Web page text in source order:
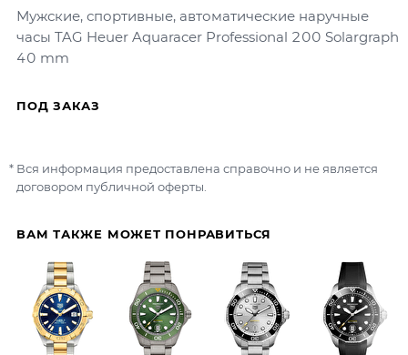
Мужские, спортивные, автоматические наручные
часы TAG Heuer Aquaracer Professional 200 Solargraph
40 mm
ВАМ ТАКЖЕ МОЖЕТ ПОНРАВИТЬСЯ
ПОД ЗАКАЗ
Вся информация предоставлена справочно и не является
договором публичной оферты.